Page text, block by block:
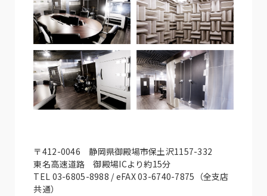
〒412-0046 静岡県御殿場市保土沢1157-332
東名高速道路 御殿場ICより約15分
TEL 03-6805-8988 / eFAX 03-6740-7875（全支店
共通）